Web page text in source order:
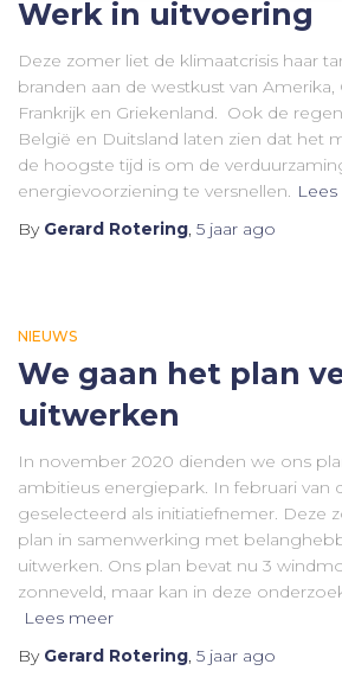
Werk in uitvoering
Deze zomer liet de klimaatcrisis haar
branden aan de westkust van Amerika,
Frankrijk en Griekenland. Ook de
België en Duitsland laten zien dat het
de hoogste tijd is om de
energievoorziening te versnellen.
By Gerard Rotering, 5 jaar ago
NIEUWS
We gaan het plan
uitwerken
In november 2020 dienden we ons
ambitieus energiepark. In februari van
geselecteerd als initiatiefnemer. Deze
plan in samenwerking met
uitwerken. Ons plan bevat nu 3
zonneveld, maar kan in deze
Lees meer
By Gerard Rotering, 5 jaar ago